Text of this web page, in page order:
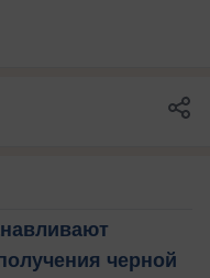
черной